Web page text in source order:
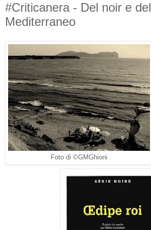
#Criticanera - Del noir e del
Mediterraneo
Foto di ©GMGhioni